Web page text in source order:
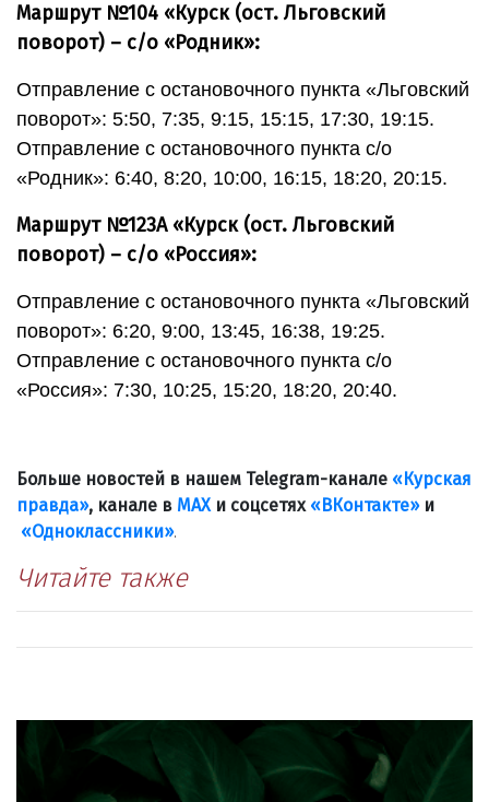
Маршрут №104 «Курск (ост. Льговский
поворот) – с/о «Родник»:
Отправление с остановочного пункта «Льговский
поворот»: 5:50, 7:35, 9:15, 15:15, 17:30, 19:15.
Отправление с остановочного пункта с/о
«Родник»: 6:40, 8:20, 10:00, 16:15, 18:20, 20:15.
Маршрут №123А «Курск (ост. Льговский
поворот) – с/о «Россия»:
Отправление с остановочного пункта «Льговский
поворот»: 6:20, 9:00, 13:45, 16:38, 19:25.
Отправление с остановочного пункта с/о
«Россия»: 7:30, 10:25, 15:20, 18:20, 20:40.
Больше новостей в нашем Telegram-канале «Курская
правда», канале в МАХи соцсетях «ВКонтакте»и
«Одноклассники».
Читайте также